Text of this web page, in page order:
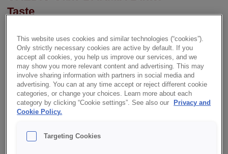
Taste
Fettteigen mit vollmundigem Buttergeschmack.
✔ Saftige und frische Backwaren
✔ Einfache Verarbeitung
This website uses cookies and similar technologies (“cookies”).
Only strictly necessary cookies are active by default. If you
accept all cookies, you help us improve our services, and we
may show you more relevant content and advertising. This may
involve sharing information with partners in social media and
advertising. You can at any time accept or reject different cookie
categories, or change your choices. Learn more about each
category by clicking “Cookie settings”. See also our
Privacy and
Cookie Policy.
Targeting Cookies